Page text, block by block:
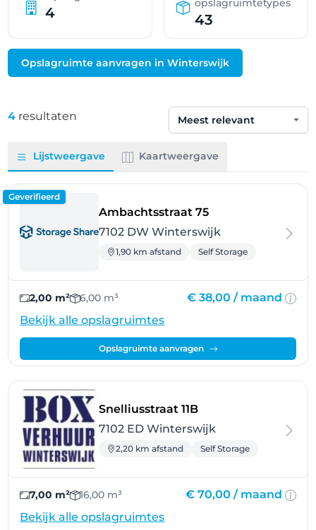
4
opslagruimtetypes
43
Opslagruimte aanvragen in Winterswijk
4 resultaten
Sorteren op
Lijstweergave Kaartweergave
Geverifieerd
Ambachtsstraat 75- Winterswijk
7102 DW Winterswijk
1,90 km afstand Self Storage
2,00 m² 6,00 m³ € 38,00 / maand
Bekijk alle opslagruimtes
Opslagruimte aanvragen
Snelliusstraat 11B- Winterswijk
7102 ED Winterswijk
2,20 km afstand Self Storage
7,00 m² 16,00 m³ € 70,00 / maand
Bekijk alle opslagruimtes